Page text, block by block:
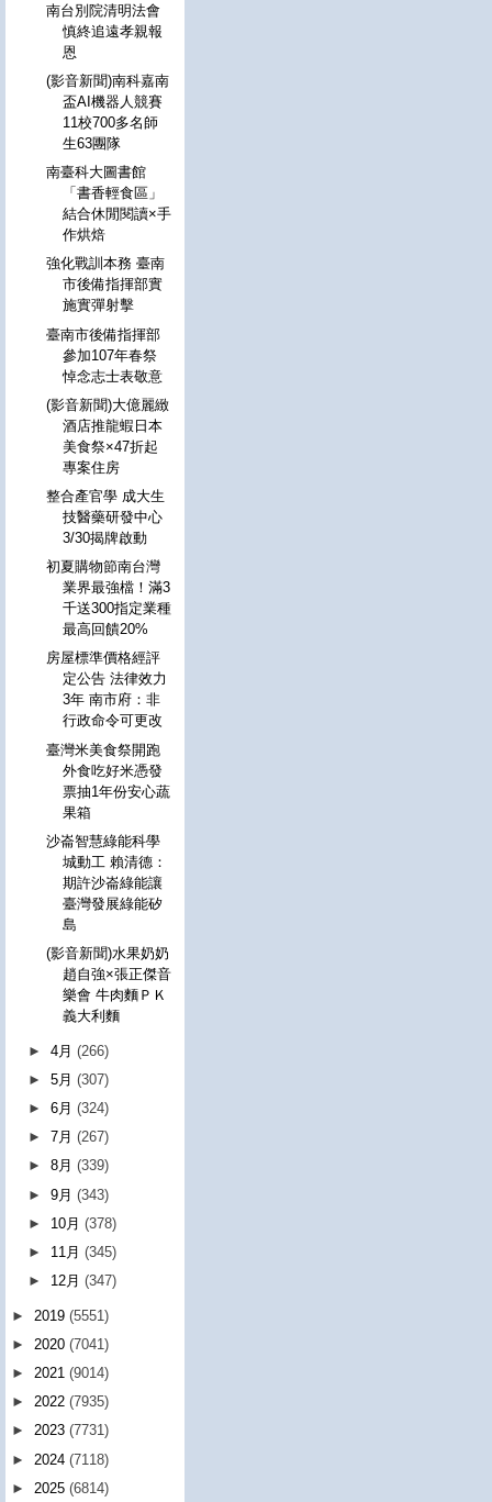
南台別院清明法會
慎終追遠孝親報
恩
(影音新聞)南科嘉南
盃AI機器人競賽
11校700多名師
生63團隊
南臺科大圖書館
「書香輕食區」
結合休閒閱讀×手
作烘焙
強化戰訓本務 臺南
市後備指揮部實
施實彈射擊
臺南市後備指揮部
參加107年春祭
悼念志士表敬意
(影音新聞)大億麗緻
酒店推龍蝦日本
美食祭×47折起
專案住房
整合產官學 成大生
技醫藥研發中心
3/30揭牌啟動
初夏購物節南台灣
業界最強檔！滿3
千送300指定業種
最高回饋20%
房屋標準價格經評
定公告 法律效力
3年 南市府：非
行政命令可更改
臺灣米美食祭開跑
外食吃好米憑發
票抽1年份安心蔬
果箱
沙崙智慧綠能科學
城動工 賴清德：
期許沙崙綠能讓
臺灣發展綠能矽
島
(影音新聞)水果奶奶
趙自強×張正傑音
樂會 牛肉麵ＰＫ
義大利麵
►4月(266)
►5月(307)
►6月(324)
►7月(267)
►8月(339)
►9月(343)
► 10月(378)
► 11月(345)
► 12月(347)
► 2019 (5551)
► 2020 (7041)
► 2021 (9014)
► 2022 (7935)
► 2023 (7731)
► 2024 (7118)
► 2025 (6814)